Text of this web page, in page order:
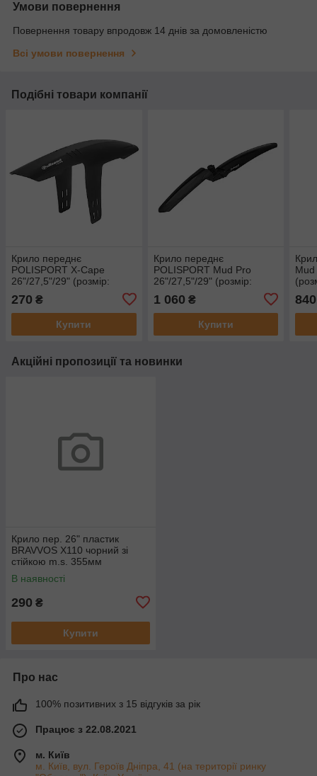
Умови повернення
Повернення товару впродовж 14 днів за домовленістю
Всі умови повернення
Подібні товари компанії
Крило переднє
POLISPORT X-Cape
26"/27,5"/29" (розмір:
354х82 мм) MTB чорний
270 ₴
Купити
Крило переднє
POLISPORT Mud Pro
26"/27,5"/29" (розмір:
640х87 мм) MTB чорний
1 060 ₴
Купити
840
Акційні пропозиції та новинки
Крило пер. 26" пластик
BRAVVOS X110 чорний зі
стійкою m.s. 355мм
В наявності
290 ₴
Купити
Про нас
100% позитивних з 15 відгуків за рік
Працює з 22.08.2021
м. Київ
м. Київ, вул. Героїв Дніпра, 41 (на території ринку